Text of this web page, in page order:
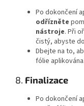
Po dokončení
odřízněte
nástroje. Při
čistý, abyste
Dbejte na to,
fólie
8. Finalizace
Po dokončení